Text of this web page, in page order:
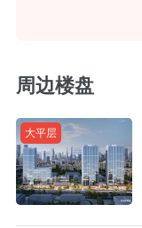
周边楼盘
大平层